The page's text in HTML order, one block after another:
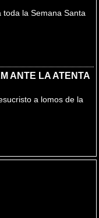
la Semana Santa
ANTE LA ATENTA
a lomos de la